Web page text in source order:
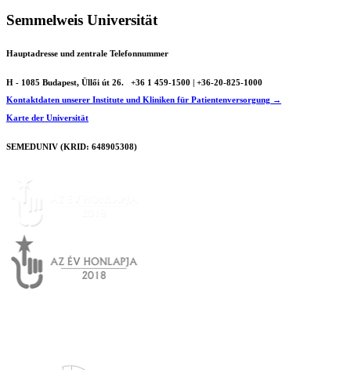
Semmelweis Universität
Hauptadresse und zentrale Telefonnummer
H - 1085 Budapest, Üllői út 26.
+36 1 459-1500 | +36-20-825-1000
Kontaktdaten unserer Institute und Kliniken für Patientenversorgung →
Karte der Universität
SEMEDUNIV (KRID: 648905308)